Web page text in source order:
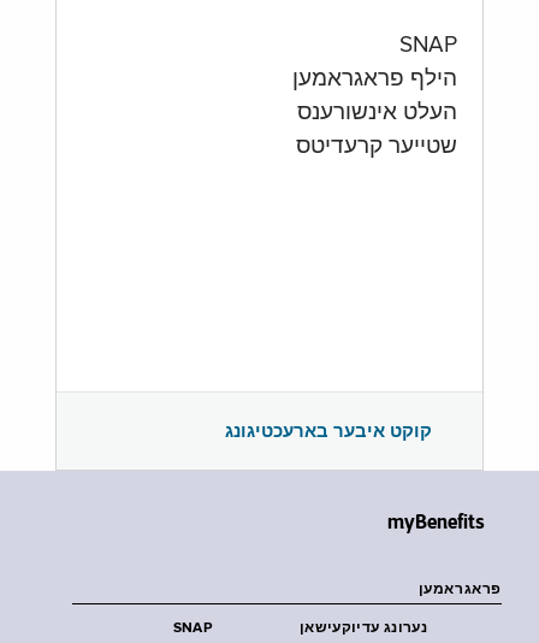
SNAP
הילף פראגראמען
העלט אינשורענס
שטייער קרעדיטס
קוקט איבער בארעכטיגונג
myBenefits
פראגראמען
SNAP נערונג עדיוקעישאן